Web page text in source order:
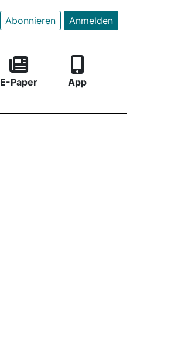
Abonnieren Anmelden
E-Paper App